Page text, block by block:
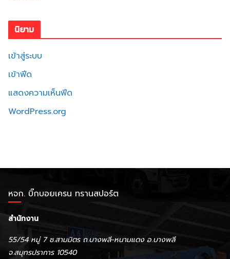
นิยาม
เข้าสู่ระบบ
เข้าฟีด
แสดงความเห็นฟีด
WordPress.org
หจก. บิ๊กบอยเครน ทรานสปอร์ต
สำนักงาน
55/54 หมู่ 7 ซ.สามมิตร ถ.บางพลี-หนามแดง อ.บางพลี
จ.สมุทรปราการ 10540